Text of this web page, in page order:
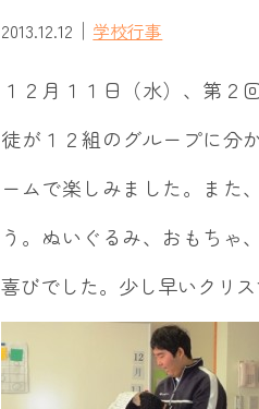
2013.12.12 ｜ 学校行事
１２月１１日（水）、第２
徒が１２組のグループに分
ームで楽しみました。また
う。ぬいぐるみ、おもちゃ
喜びでした。少し早いクリ